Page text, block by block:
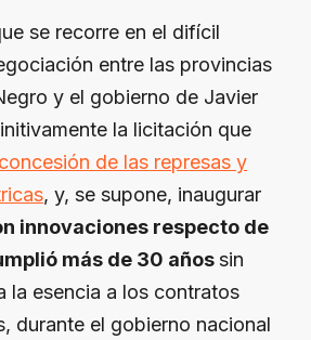
se recorre en el difícil
entre las provincias
y el gobierno de Javier
la licitación que
de las represas y
, y, se supone, inaugurar
innovaciones respecto de
más de 30 añossin
la esencia a los contratos
durante el gobierno nacional